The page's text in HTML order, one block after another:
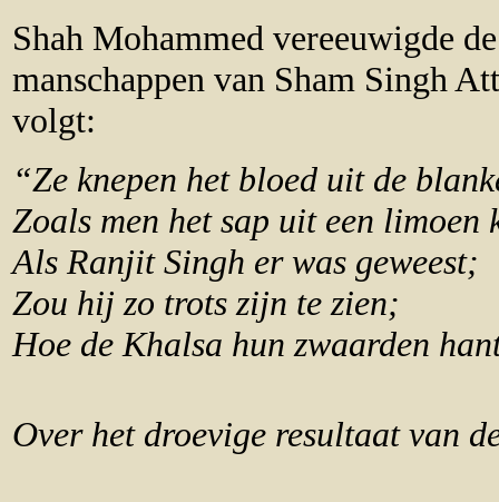
Shah Mohammed vereeuwigde
manschappen van Sham Singh
volgt:
“Ze knepen het bloed uit de
Zoals men het sap uit een limoen
Als Ranjit Singh er was geweest;
Zou hij zo trots zijn te zien;
Hoe de Khalsa hun zwaarden
Over het droevige resultaat van